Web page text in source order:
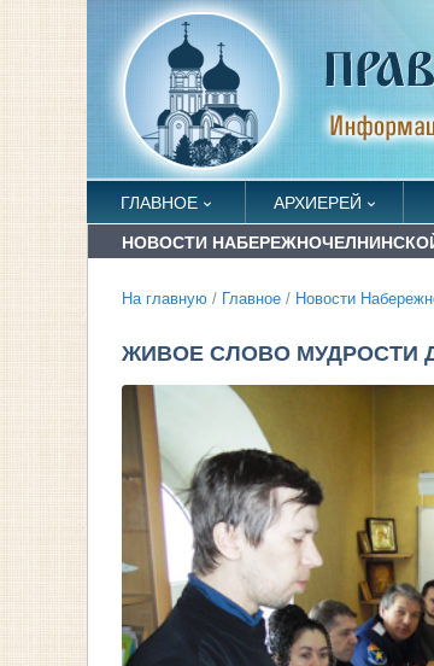
ГЛАВНОЕ АРХИЕРЕЙ
НОВОСТИ
На главную / Главное / Новости
ЖИВОЕ СЛОВО МУДРОСТИ